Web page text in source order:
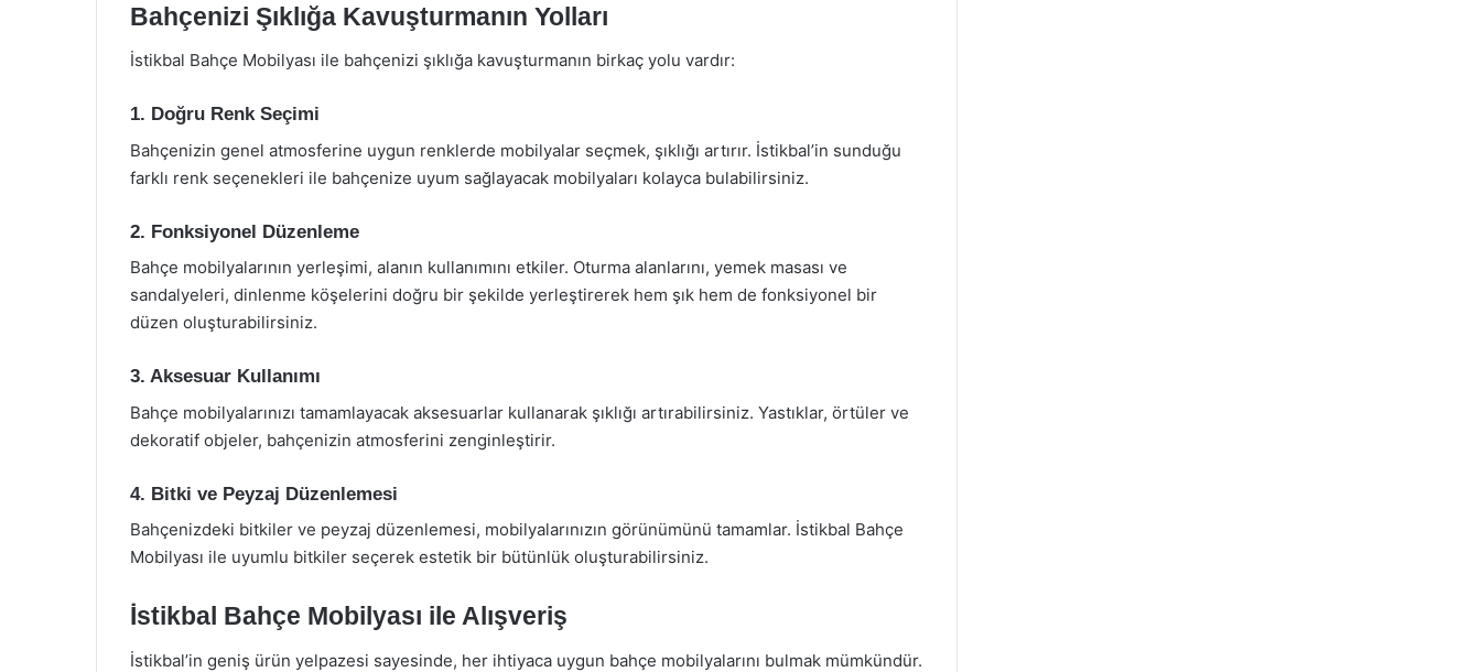
Bahçenizi Şıklığa Kavuşturmanın Yolları
İstikbal Bahçe Mobilyası ile bahçenizi şıklığa kavuşturmanın birkaç yolu vardır:
1. Doğru Renk Seçimi
Bahçenizin genel atmosferine uygun renklerde mobilyalar seçmek, şıklığı artırır. İstikbal’in sunduğu
farklı renk seçenekleri ile bahçenize uyum sağlayacak mobilyaları kolayca bulabilirsiniz.
2. Fonksiyonel Düzenleme
Bahçe mobilyalarının yerleşimi, alanın kullanımını etkiler. Oturma alanlarını, yemek masası ve
sandalyeleri, dinlenme köşelerini doğru bir şekilde yerleştirerek hem şık hem de fonksiyonel bir
düzen oluşturabilirsiniz.
3. Aksesuar Kullanımı
Bahçe mobilyalarınızı tamamlayacak aksesuarlar kullanarak şıklığı artırabilirsiniz. Yastıklar, örtüler ve
dekoratif objeler, bahçenizin atmosferini zenginleştirir.
4. Bitki ve Peyzaj Düzenlemesi
Bahçenizdeki bitkiler ve peyzaj düzenlemesi, mobilyalarınızın görünümünü tamamlar. İstikbal Bahçe
Mobilyası ile uyumlu bitkiler seçerek estetik bir bütünlük oluşturabilirsiniz.
İstikbal Bahçe Mobilyası ile Alışveriş
İstikbal’in geniş ürün yelpazesi sayesinde, her ihtiyaca uygun bahçe mobilyalarını bulmak mümkündür.